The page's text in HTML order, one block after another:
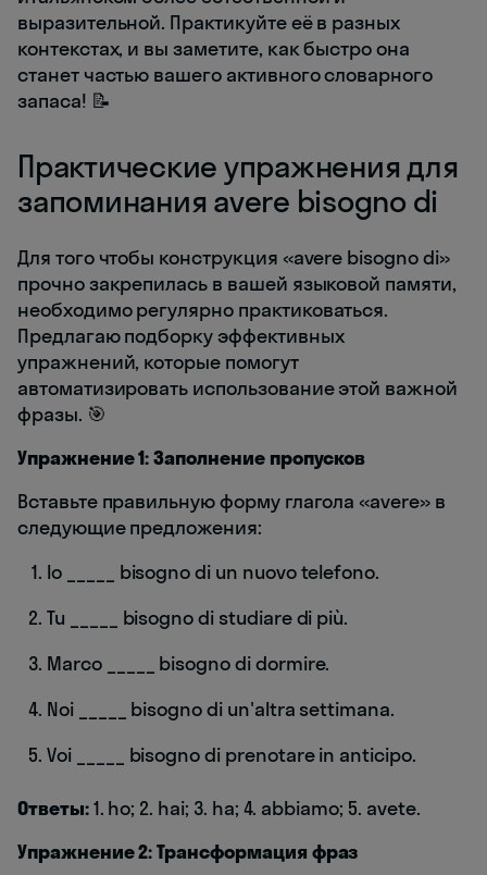
выразительной. Практикуйте её в разных
контекстах, и вы заметите, как быстро она
станет частью вашего активного словарного
запаса! 📝
Практические упражнения для
запоминания avere bisogno di
Для того чтобы конструкция «avere bisogno di»
прочно закрепилась в вашей языковой памяти,
необходимо регулярно практиковаться.
Предлагаю подборку эффективных
упражнений, которые помогут
автоматизировать использование этой важной
фразы. 🎯
Упражнение 1: Заполнение пропусков
Вставьте правильную форму глагола «avere» в
следующие предложения:
Io _____ bisogno di un nuovo telefono.
Tu _____ bisogno di studiare di più.
Marco _____ bisogno di dormire.
Noi _____ bisogno di un'altra settimana.
Voi _____ bisogno di prenotare in anticipo.
Ответы:1. ho; 2. hai; 3. ha; 4. abbiamo; 5. avete.
Упражнение 2: Трансформация фраз